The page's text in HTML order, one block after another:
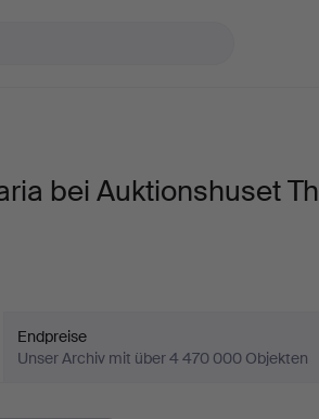
bei Auktionshuset
Endpreise
Unser Archiv mit über 4 470 000 Objekten